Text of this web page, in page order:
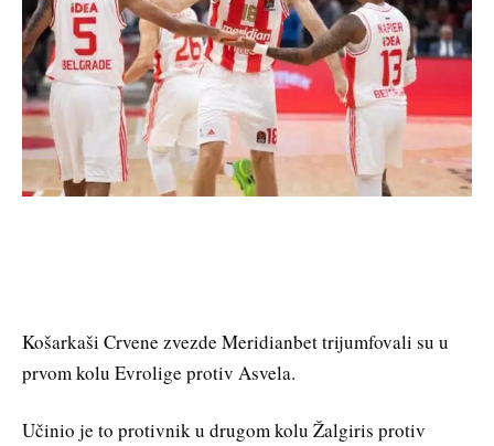
Košarkaši Crvene zvezde Meridianbet trijumfovali su u
prvom kolu Evrolige protiv Asvela.
Učinio je to protivnik u drugom kolu Žalgiris protiv